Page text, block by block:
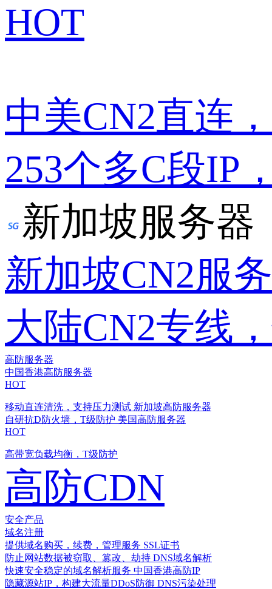
HOT
中美CN2直连
253个多C段IP
新加坡服务器
新加坡CN2服
大陆CN2专线
高防服务器
中国香港高防服务器
HOT
移动直连清洗，支持压力测试 新加坡高防服务器
自研抗D防火墙，T级防护 美国高防服务器
HOT
高带宽负载均衡，T级防护
高防CDN
安全产品
域名注册
提供域名购买，续费，管理服务 SSL证书
防止网站数据被窃取、篡改、劫持 DNS域名解析
快速安全稳定的域名解析服务 中国香港高防IP
隐藏源站IP，构建大流量DDoS防御 DNS污染处理